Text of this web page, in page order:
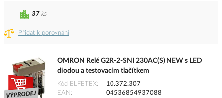
Přidat k porovnání
37 ks
OMRON Relé G2R-2-SNI 230AC(S) NEW s LED
diodou a testovacím tlačítkem
Kód ELFETEX
10.372.307
EAN
04536854937088